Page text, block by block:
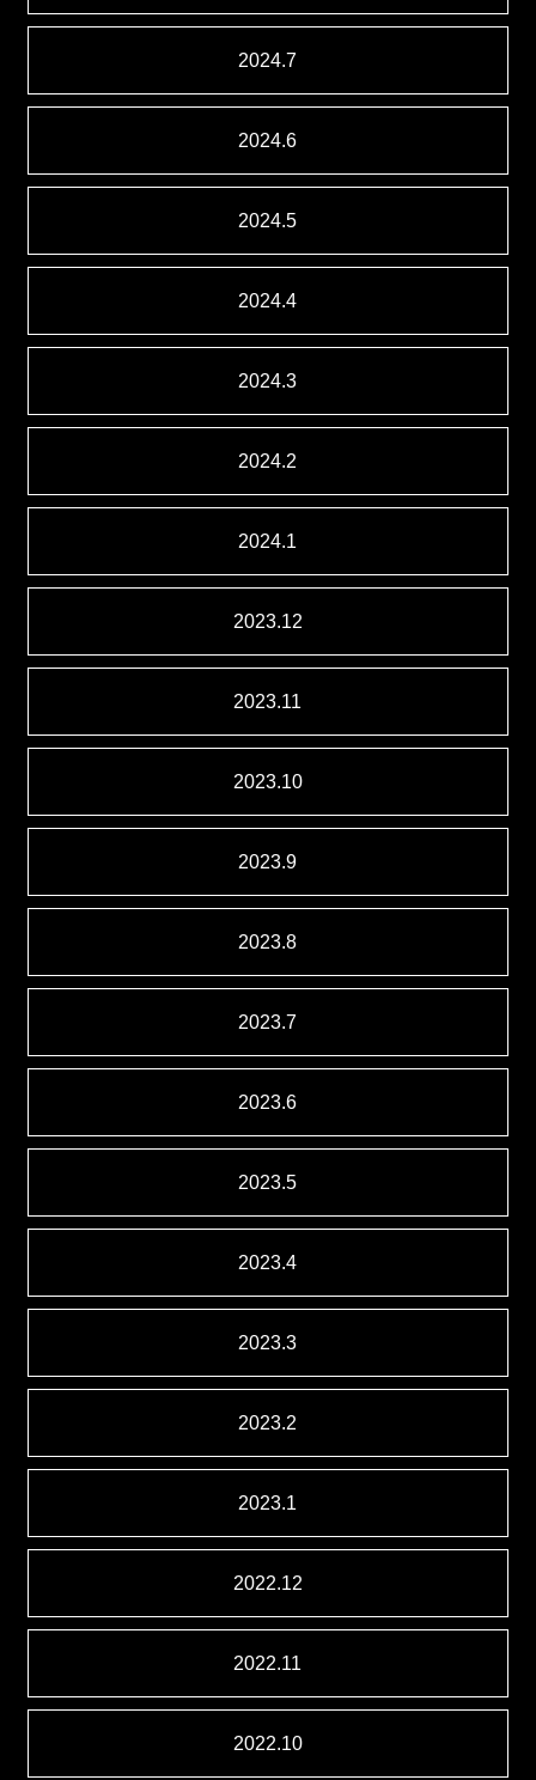
2024.7
2024.6
2024.5
2024.4
2024.3
2024.2
2024.1
2023.12
2023.11
2023.10
2023.9
2023.8
2023.7
2023.6
2023.5
2023.4
2023.3
2023.2
2023.1
2022.12
2022.11
2022.10